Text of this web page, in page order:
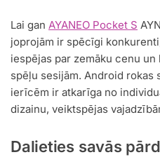
Lai gan AYANEO Pocket S
joprojām ir spēcīgi
iespējas par zemāku cenu
spēļu sesijām. Android rokas
ierīcēm ir atkarīga no
dizainu, veiktspējas
Dalieties savās